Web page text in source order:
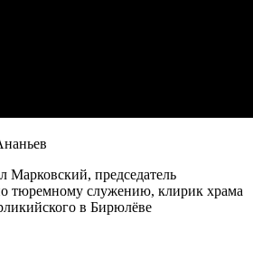
Марковский, председатель
тюремному служению, клирик храма
в Бирюлёве